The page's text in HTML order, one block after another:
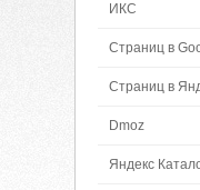
ИКС
Страниц в
Страниц в
Dmoz
Яндекс